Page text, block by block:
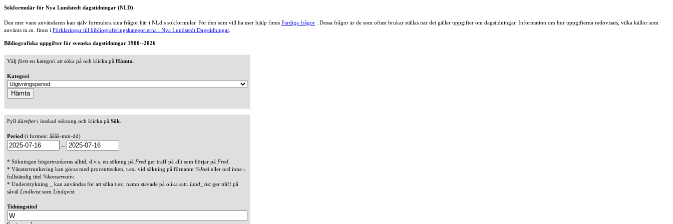
Sökformulär för Nya Lundstedt dagstidningar (NLD)
Den mer vane användaren kan själv formulera sina frågor här i NLd:s sökformulär. För den som vill ha mer hjälp finns Färdiga frågor . Dessa frågor är de som oftast brukar ställas när det gäller uppgifter om dagstidningar. Information om hur uppgifterna redovisats, vilka källor som
använts m.m. finns i Förklaringar till bibliograferingskategorierna i Nya Lundstedt Dagstidningar.
Bibliografiska uppgifter för svenska dagstidningar 1900--2026
Välj försten kategori att söka på och klicka på Hämta
Kategori
Fyll därefteri önskad sökning och klicka på Sök
Period (i formen: åååå-mm-dd)
--
* Sökningen högertrunkeras alltid, d.v.s. en söknng på Fred ger träff på allt som börjar på Fred
* Vänstertrunkering kan göras med procenttecken, t.ex. vid sökning på förnamn %Joel eller ord inne i
fullständig titel %konservativ
* Understrykning _ kan användas för att söka t.ex. namn stavade på olika sätt. Lind_vistger träff på
såväl Lindkvistsom Lindqvist.
Tidningstitel